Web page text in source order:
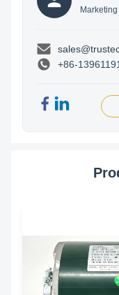
Marketing
+86-